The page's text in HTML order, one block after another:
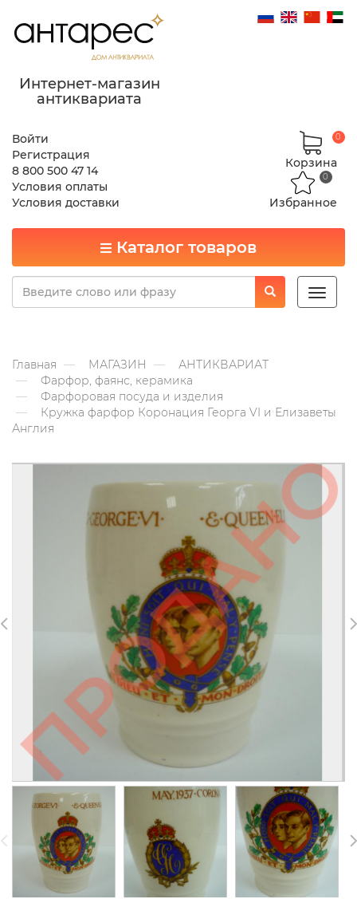
Интернет-магазин
антиквариата
Войти
Регистрация
8 800 500 47 14
Условия оплаты
Условия доставки
Корзина
0
Избранное
0
Каталог товаров
Toggle
Главная МАГАЗИН
АНТИКВАРИАТ
Фарфор, фаянс, керамика
Фарфоровая посуда и изделия
Кружка фарфор Коронация Георга VI и Елизаветы
Англия